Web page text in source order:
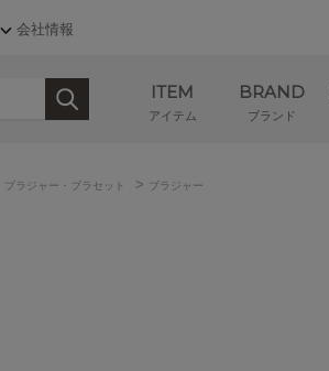
会社情報
ITEM
アイテム
BRAND
ブランド
ブラジャー・ブラセット > ブラジャー